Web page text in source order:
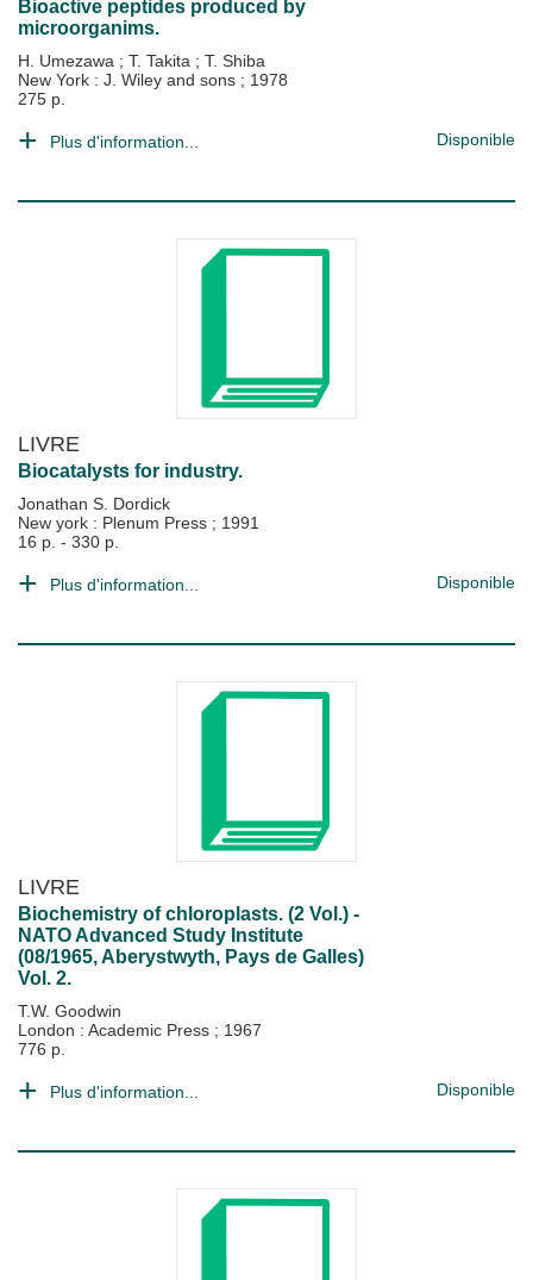
Bioactive peptides produced by
microorganims.
H. Umezawa ; T. Takita ; T. Shiba
New York : J. Wiley and sons ; 1978
275 p.
Plus d'information... Disponible
LIVRE
Biocatalysts for industry.
Jonathan S. Dordick
New york : Plenum Press ; 1991
16 p. - 330 p.
Plus d'information... Disponible
LIVRE
Biochemistry of chloroplasts. (2 Vol.) -
NATO Advanced Study Institute
(08/1965, Aberystwyth, Pays de Galles)
Vol. 2.
T.W. Goodwin
London : Academic Press ; 1967
776 p.
Plus d'information... Disponible